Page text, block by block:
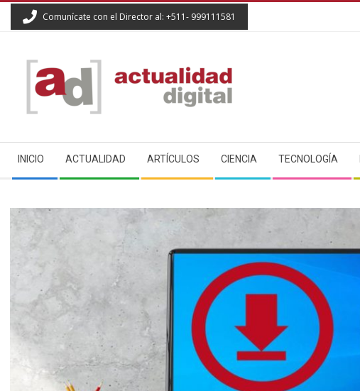
Comunícate con el Director al: +511- 999111581
ACTUALIDAD
DIGITAL
Navigation
Menu
INICIO ACTUALIDAD ARTÍCULOS CIENCIA TECNOLOGÍA